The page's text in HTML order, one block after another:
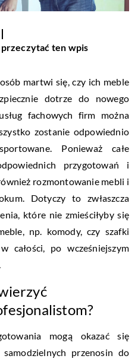
ten wpis
martwi się, czy ich meble
dotrze do nowego
fachowych firm można
zostanie odpowiednio
Ponieważ całe
przygotowań i
rozmontowanie mebli i
Dotyczy to zwłaszcza
które nie zmieściłyby się
np. komody, czy szafki
całości, po wcześniejszym
mogą okazać się
przenosin do